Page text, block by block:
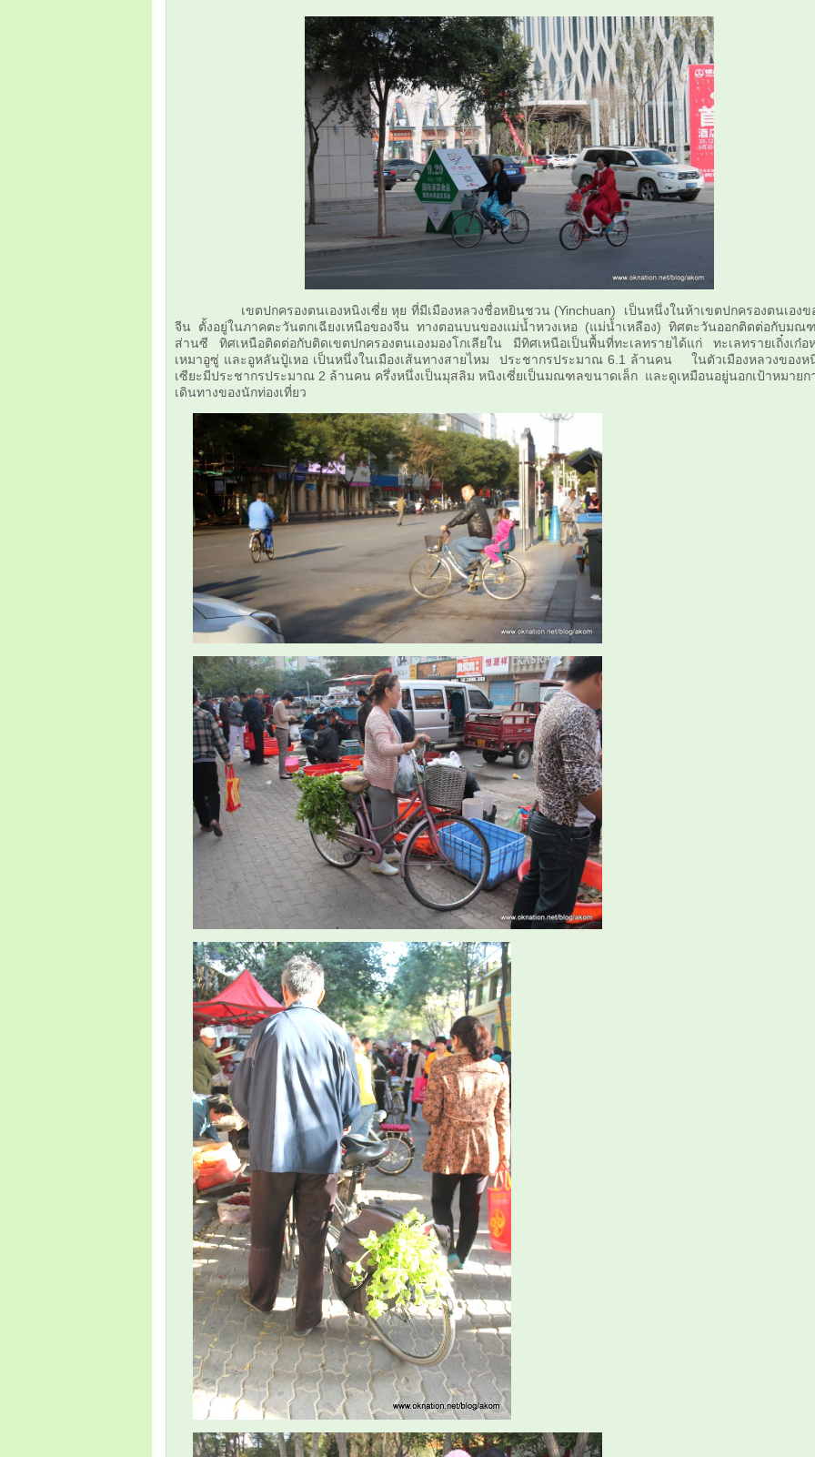
เขตปกครองตนเองหนิงเซี่ย หุย ที่มีเมืองหลวงชื่อหยินชวน (Yinchuan) เป็นหนึ่งในห้าเขตปกครองตนเองข
จีน ตั้งอยู่ในภาคตะวันตกเฉียงเหนือของจีน ทางตอนบนของแม่น้ำหวงเหอ (แม่น้ำเหลือง) ทิศตะวันออกติดต่อกับมณ
ส่านซี ทิศเหนือติดต่อกับติดเขตปกครองตนเองมองโกเลียใน มีทิศเหนือเป็นพื้นที่ทะเลทรายได้แก่ ทะเลทรายเถิ๋งเก๋อ
เหมาอูซู่ และอูหลันปู้เหอ เป็นหนึ่งในเมืองเส้นทางสายไหม ประชากรประมาณ 6.1 ล้านคน ในตัวเมืองหลวงของห
เซียะมีประชากรประมาณ 2 ล้านคน ครึ่งหนึ่งเป็นมุสลิม หนิงเซี่ยเป็นมณฑลขนาดเล็ก และดูเหมือนอยู่นอกเป้าหมายก
เดินทางของนักท่องเที่ยว